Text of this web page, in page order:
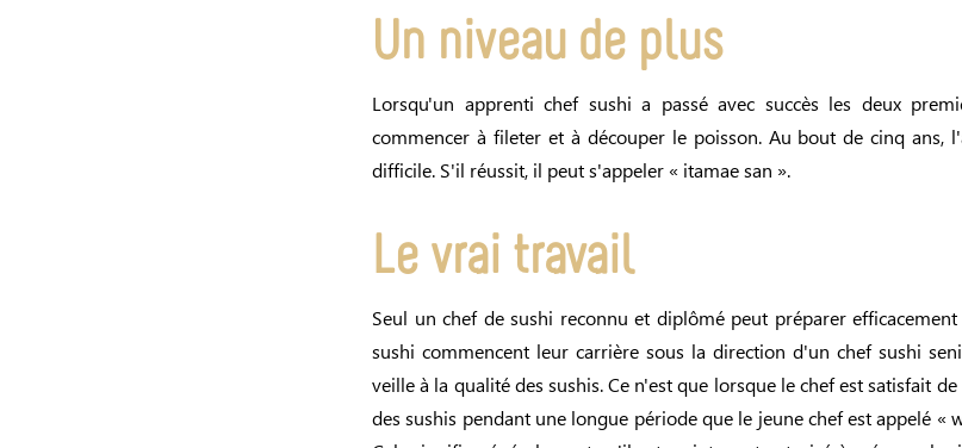
Un niveau de plus
Lorsqu'un apprenti chef sushi a passé avec succès les deux
commencer à fileter et à découper le poisson. Au bout de cinq ans,
difficile. S'il réussit, il peut s'appeler « itamae san ».
Le vrai travail
Seul un chef de sushi reconnu et diplômé peut préparer
sushi commencent leur carrière sous la direction d'un chef sushi
veille à la qualité des sushis. Ce n'est que lorsque le chef est satisfait
des sushis pendant une longue période que le jeune chef est appelé «